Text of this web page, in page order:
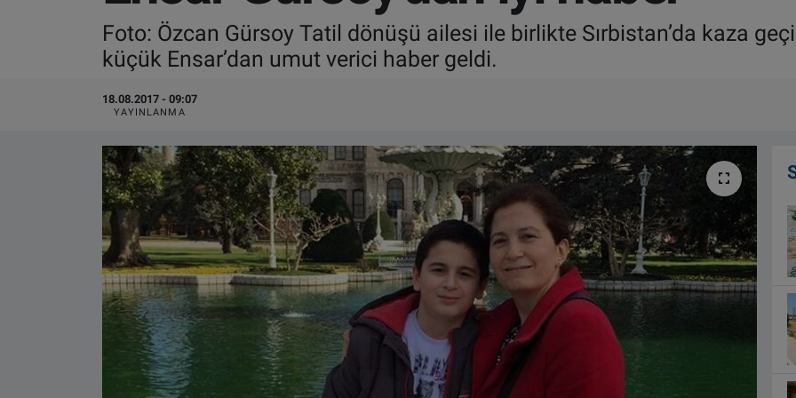
Foto: Özcan Gürsoy Tatil dönüşü ailesi ile birlikte Sırbistan’da kaza
küçük Ensar’dan umut verici haber geldi.
18.08.2017 - 09:07
YAYINLANMA
VIDEO GALERİ
Çerez Politikası